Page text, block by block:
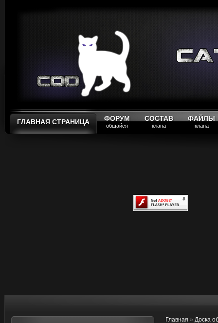
ГЛАВНАЯ СТРАНИЦА ФОРУМ
общайся
СОСТАВ
клана
ФАЙЛЫ
клана
Главная » Доска